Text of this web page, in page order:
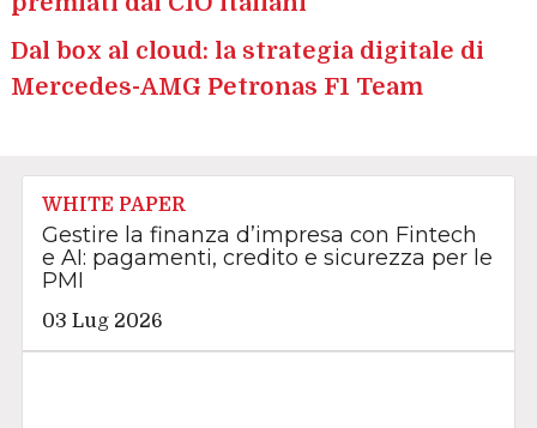
Dal box al cloud: la strategia digitale di
Mercedes-AMG Petronas F1 Team
WHITE PAPER
Gestire la finanza d’impresa con Fintech
e AI: pagamenti, credito e sicurezza per le
PMI
03 Lug 2026